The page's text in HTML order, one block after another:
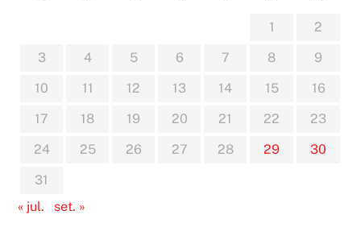
1
2
3
4 5 6 7 8
9
10
11 12 13 14 15
16
17
18 19 20 21 22
23
24
25 26 27 28 29
30
31
« jul.
set. »